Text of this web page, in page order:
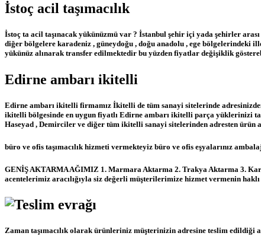
İstoç acil taşımacılık
İstoç ta acil taşınacak yükünüzmü var ? İstanbul şehir içi yada şehirler
diğer bölgelere karadeniz , güneydoğu , doğu anadolu , ege bölgelerindeki
yükünüz alınarak transfer edilmektedir bu yüzden fiyatlar değişiklik
Edirne ambarı ikitelli
Edirne ambarı ikitelli firmamız İkitelli de tüm sanayi sitelerinde
ikitelli bölgesinde en uygun fiyatlı Edirne ambarı ikitelli parça yüklerinizi
Haseyad , Demirciler ve diğer tüm ikitelli sanayi sitelerinden adresten ürün
büro ve ofis taşımacılık hizmeti vermekteyiz büro ve ofis eşyalarınız
GENİŞ AKTARMA AĞIMIZ 1. Marmara Aktarma 2. Trakya Aktarma 3.
acentelerimiz aracılığıyla siz değerli müşterilerimize hizmet vermenin
Zaman taşımacılık olarak ürünleriniz müşterinizin adresine teslim edildiği